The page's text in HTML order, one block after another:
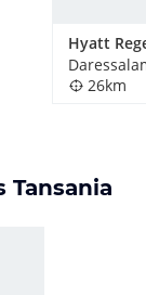
26km
Tansania